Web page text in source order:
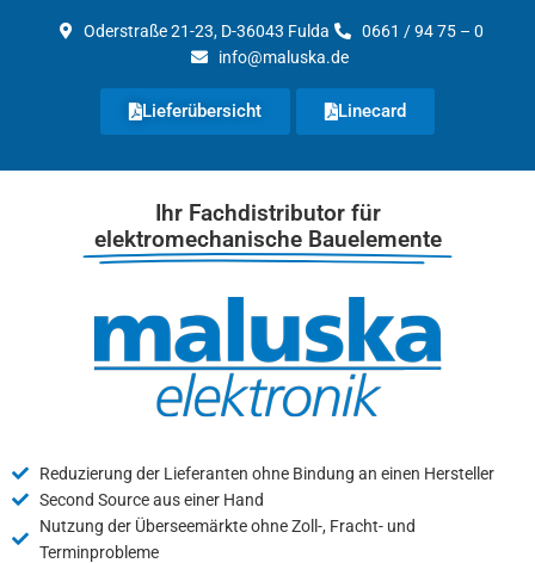
Oderstraße 21-23, D-36043 Fulda
0661 / 94 75 – 0
info@maluska.de
Lieferübersicht Linecard
Ihr Fachdistributor für
elektromechanische Bauelemente
Reduzierung der Lieferanten ohne Bindung an einen Hersteller
Second Source aus einer Hand
Nutzung der Überseemärkte ohne Zoll-, Fracht- und
Terminprobleme